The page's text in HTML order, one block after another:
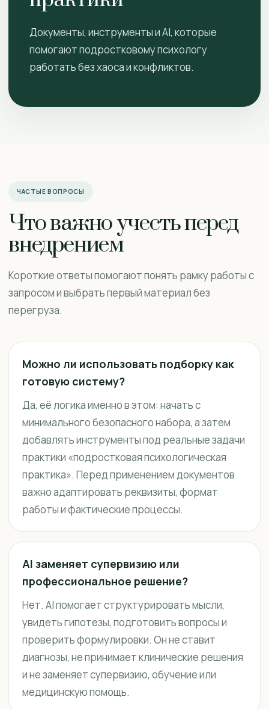
Документы, инструменты и AI, которые
помогают подростковому психологу
работать без хаоса и конфликтов.
ЧАСТЫЕ ВОПРОСЫ
Что важно учесть перед
внедрением
Короткие ответы помогают понять рамку работы с
запросом и выбрать первый материал без
перегруза.
Можно ли использовать подборку как
готовую систему?
Да, её логика именно в этом: начать с
минимального безопасного набора, а затем
добавлять инструменты под реальные задачи
практики «подростковая психологическая
практика». Перед применением документов
важно адаптировать реквизиты, формат
работы и фактические процессы.
AI заменяет супервизию или
профессиональное решение?
Нет. AI помогает структурировать мысли,
увидеть гипотезы, подготовить вопросы и
проверить формулировки. Он не ставит
диагнозы, не принимает клинические решения
и не заменяет супервизию, обучение или
медицинскую помощь.